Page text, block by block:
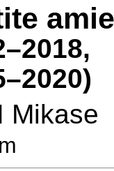
amie
–2018,
–2020)
Mikase